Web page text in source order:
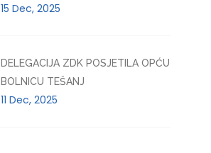
15 Dec, 2025
DELEGACIJA ZDK POSJETILA OPĆU
BOLNICU TEŠANJ
11 Dec, 2025